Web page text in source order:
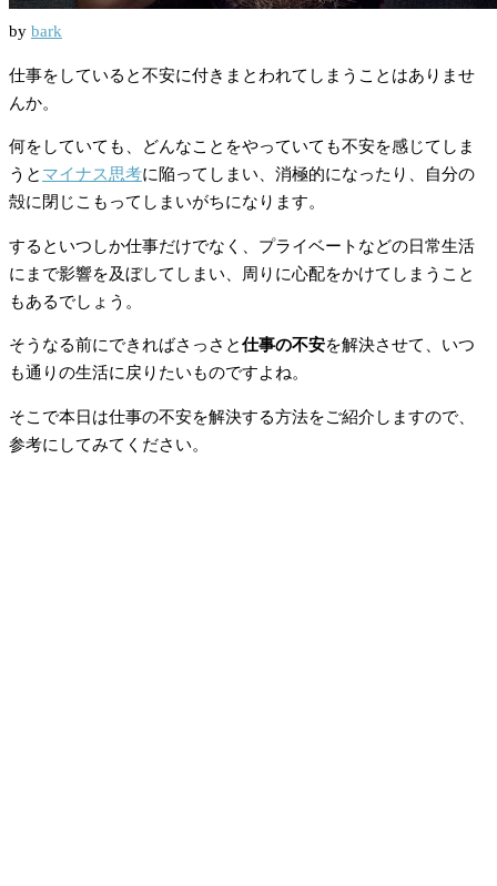
by bark
仕事をしていると不安に付きまとわれてしまうことはありませ
んか。
何をしていても、どんなことをやっていても不安を感じてしま
うと マイナス思考に陥ってしまい、消極的になったり、自分の
殻に閉じこもってしまいがちになります。
するといつしか仕事だけでなく、プライベートなどの日常生活
にまで影響を及ぼしてしまい、周りに心配をかけてしまうこと
もあるでしょう。
そうなる前にできればさっさと仕事の不安を解決させて、いつ
も通りの生活に戻りたいものですよね。
そこで本日は仕事の不安を解決する方法をご紹介しますので、
参考にしてみてください。